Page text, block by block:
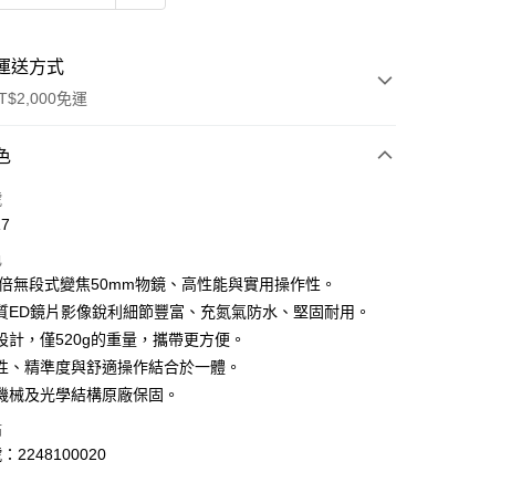
送方式
免運
付款
台灣本島適用)
，滿NT$2,000(含以上)免運費
無段式變焦50mm物鏡、高性能與實用操作性。
ED鏡片影像銳利細節豐富、充氮氣防水、堅固耐用。
計，僅520g的重量，攜帶更方便。
、精準度與舒適操作結合於一體。
械及光學結構原廠保固。
2248100020